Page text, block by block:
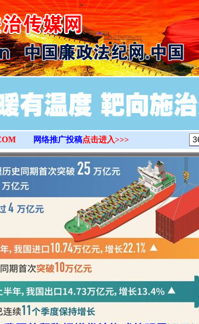
>
网络推广投稿点击进入>>>